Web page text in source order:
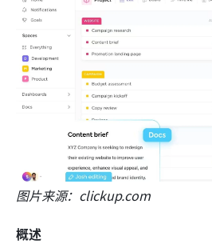
图片来源：clickup.com
概述